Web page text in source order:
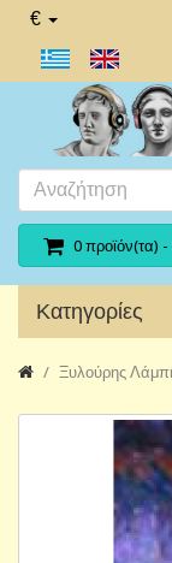
€
0 προϊόν(τα)
Κατηγορίες
Ξυλούρης